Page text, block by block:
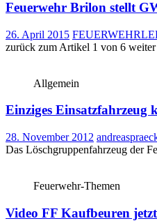
Feuerwehr Brilon stellt
26. April 2015
zurück zum Artikel 1 von 6
Allgemein
Einziges
28. November 2012
Das Löschgruppenfahrzeug der
Feuerwehr-Themen
Video FF Kaufbeuren